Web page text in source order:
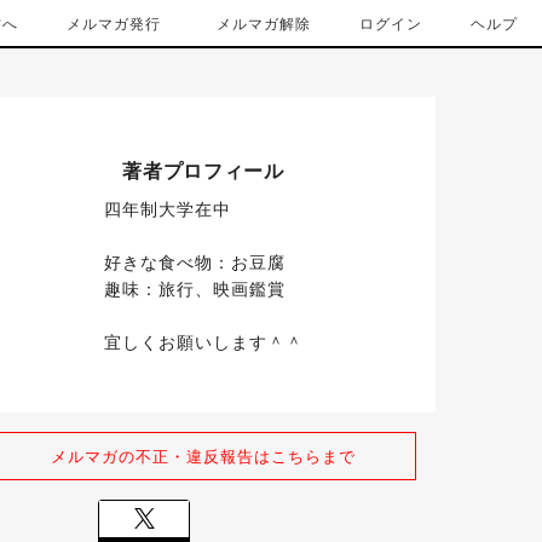
メルマガ発行 メルマガ解除 ログイン ヘルプ
著者プロフィール
四年制大学在中
好きな食べ物：お豆腐
趣味：旅行、映画鑑賞
宜しくお願いします＾＾
メルマガの不正・違反報告はこちらまで